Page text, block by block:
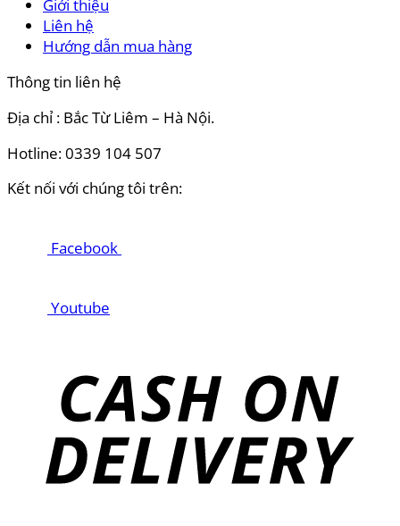
Giới thiệu
Liên hệ
Hướng dẫn mua hàng
Thông tin liên hệ
Địa chỉ : Bắc Từ Liêm – Hà Nội.
Hotline: 0339 104 507
Kết nối với chúng tôi trên:
Youtube